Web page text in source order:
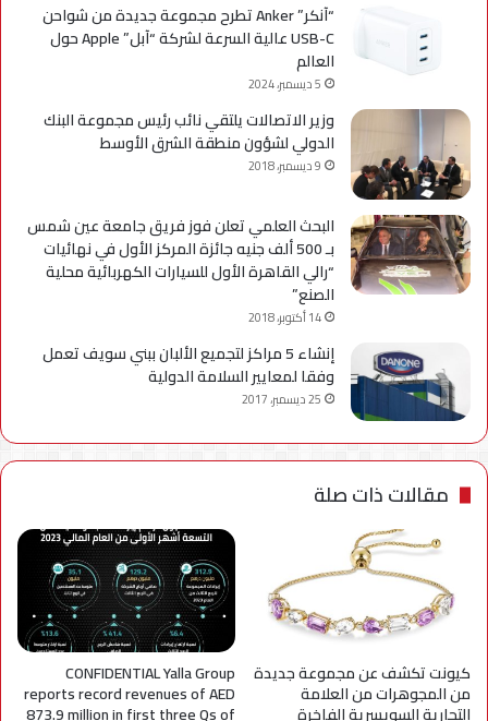
“آنكر” Anker تطرح مجموعة جديدة من شواحن
USB-C عالية السرعة لشركة “آبل” Apple حول
العالم
5 ديسمبر، 2024
وزير الاتصالات يلتقي نائب رئيس مجموعة البنك
الدولي لشؤون منطقة الشرق الأوسط
9 ديسمبر، 2018
البحث العلمي تعلن فوز فريق جامعة عين شمس
بـ 500 ألف جنيه جائزة المركز الأول في نهائيات
“رالي القاهرة الأول للسيارات الكهربائية محلية
الصنع”
14 أكتوبر، 2018
إنشاء 5 مراكز لتجميع الألبان ببني سويف تعمل
وفقا لمعايير السلامة الدولية
25 ديسمبر، 2017
مقالات ذات صلة
كيونت تكشف عن مجموعة جديدة
من المجوهرات من العلامة
التجارية السويسرية الفاخرة
CONFIDENTIAL Yalla Group
reports record revenues of AED
873.9 million in first three Qs of